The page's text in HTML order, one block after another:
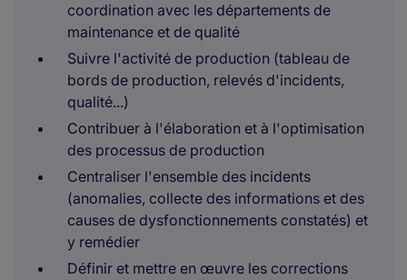
coordination avec les départements de
maintenance et de qualité
Suivre l'activité de production (tableau de
bords de production, relevés d'incidents,
qualité...)
Contribuer à l'élaboration et à l'optimisation
des processus de production
Centraliser l'ensemble des incidents
(anomalies, collecte des informations et des
causes de dysfonctionnements constatés) et
y remédier
Définir et mettre en œuvre les corrections